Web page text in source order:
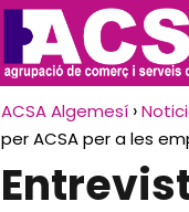
ACSA Algemesí
per ACSA per a les